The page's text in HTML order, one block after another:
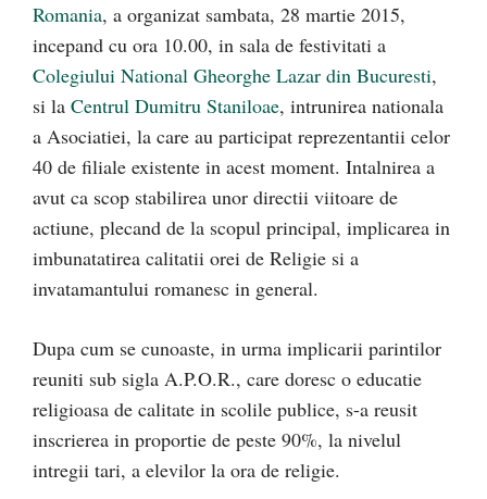
Romania, a organizat sambata, 28 martie 2015,
incepand cu ora 10.00, in sala de festivitati a
Colegiului National Gheorghe Lazar din Bucuresti,
si la Centrul Dumitru Staniloae, intrunirea nationala
a Asociatiei, la care au participat reprezentantii celor
40 de filiale existente in acest moment. Intalnirea a
avut ca scop stabilirea unor directii viitoare de
actiune, plecand de la scopul principal, implicarea in
imbunatatirea calitatii orei de Religie si a
invatamantului romanesc in general.
Dupa cum se cunoaste, in urma implicarii parintilor
reuniti sub sigla A.P.O.R., care doresc o educatie
religioasa de calitate in scolile publice, s-a reusit
inscrierea in proportie de peste 90%, la nivelul
intregii tari, a elevilor la ora de religie.